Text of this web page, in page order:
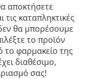
αποκτήσετε
καταπληκτικές
θα μπορέσουμε
το προϊόν
το φαρμακείο της
διαθέσιμο,
σας!